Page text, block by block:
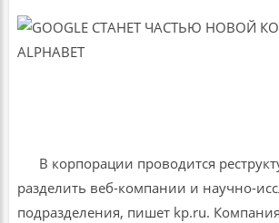
В корпорации проводится
разделить веб-компании и научно-
подразделения, пишет kp.ru.